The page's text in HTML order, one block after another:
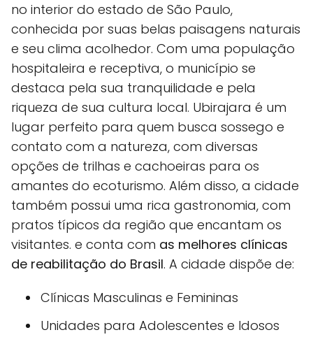
no interior do estado de São Paulo,
conhecida por suas belas paisagens naturais
e seu clima acolhedor. Com uma população
hospitaleira e receptiva, o município se
destaca pela sua tranquilidade e pela
riqueza de sua cultura local. Ubirajara é um
lugar perfeito para quem busca sossego e
contato com a natureza, com diversas
opções de trilhas e cachoeiras para os
amantes do ecoturismo. Além disso, a cidade
também possui uma rica gastronomia, com
pratos típicos da região que encantam os
visitantes. e conta com as melhores clínicas
de reabilitação do Brasil. A cidade dispõe de:
Clínicas Masculinas e Femininas
Unidades para Adolescentes e Idosos